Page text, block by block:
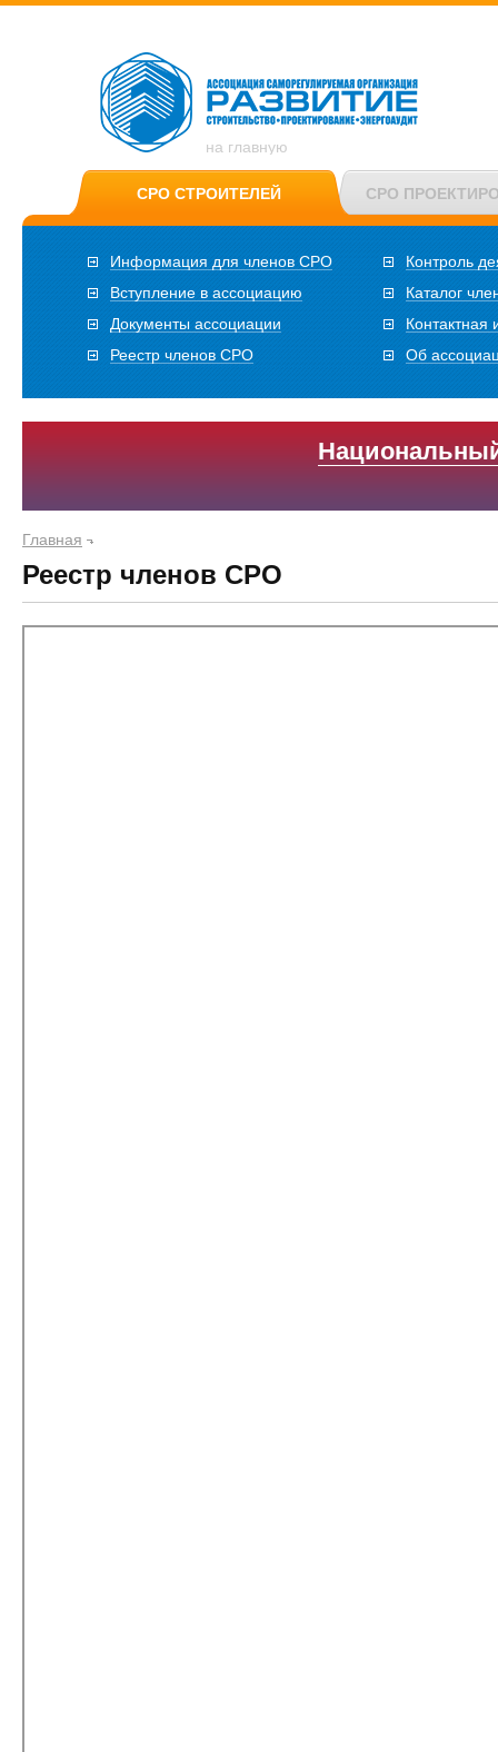
на главную
СРО СТРОИТЕЛЕЙ СРО
Информация для членов СРО
Вступление в ассоциацию
Документы ассоциации
Реестр членов СРО
Контроль
Каталог
Об
Главная
Реестр членов СРО